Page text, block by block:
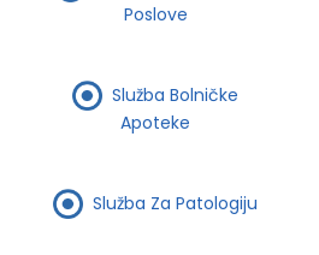
Poslove
Služba Bolničke
Apoteke
Služba Za Patologiju